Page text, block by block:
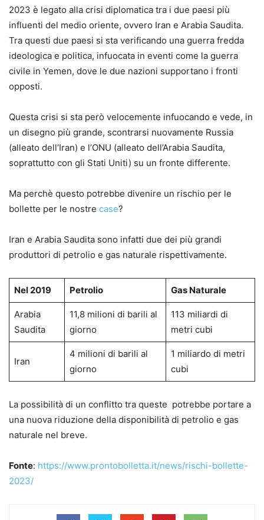
2023 è legato alla crisi diplomatica tra i due paesi più
influenti del medio oriente, ovvero Iran e Arabia Saudita.
Tra questi due paesi si sta verificando una guerra fredda
ideologica e politica, infuocata in eventi come la guerra
civile in Yemen, dove le due nazioni supportano i fronti
opposti.
Questa crisi si sta però velocemente infuocando e vede, in
un disegno più grande, scontrarsi nuovamente Russia
(alleato dell’Iran) e l’ONU (alleato dell’Arabia Saudita,
soprattutto con gli Stati Uniti) su un fronte differente.
Ma perchè questo potrebbe divenire un rischio per le
bollette per le nostre case?
Iran e Arabia Saudita sono infatti due dei più grandi
produttori di petrolio e gas naturale rispettivamente.
Nel 2019 Petrolio Gas Naturale
Arabia
Saudita
11,8 milioni di barili al
giorno
113 miliardi di
metri cubi
Iran
4 milioni di barili al
giorno
1 miliardo di metri
cubi
La possibilità di un conflitto tra queste potrebbe portare a
una nuova riduzione della disponibilità di petrolio e gas
naturale nel breve.
Fonte: https://www.prontobolletta.it/news/rischi-bollette-
2023/